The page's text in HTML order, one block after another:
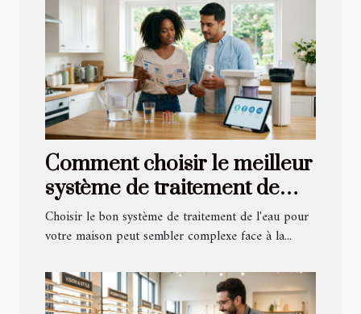
Comment choisir le meilleur
système de traitement de
l'eau pour votre maison ?
Choisir le bon système de traitement de l'eau pour
votre maison peut sembler complexe face à la...